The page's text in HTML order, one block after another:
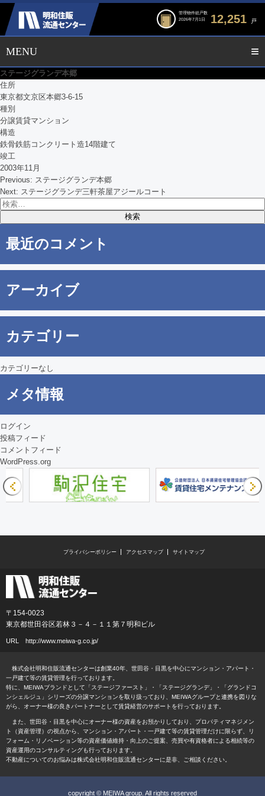
管理物件総戸数
2026年7月1日
12,251 戸
ステージグランデ本郷
住所
東京都文京区本郷3-6-15
種別
分譲賃貸マンション
構造
鉄骨鉄筋コンクリート造14階建て
竣工
2003年11月
投
稿
ビ
ゲ
ー
シ
ョ
ン
Previous: ステージグランデ本郷
Next: ステージグランデ三軒茶屋アジールコート
検
索:
最近のコメント
アーカイブ
カテゴリー
カテゴリーなし
メタ情報
ログイン
投稿フィード
コメントフィード
WordPress.org
プライバシーポリシー アクセスマップ サイトマップ
〒154-0023
東京都世田谷区若林３－４－１１第７明和ビル
URL http://www.meiwa-g.co.jp/
株式会社明和住販流通センターは創業40年、世田谷・目黒を中心にマンション・アパート・
一戸建て等の賃貸管理を行っております。
特に、MEIWAブランドとして「ステージファースト」・「ステージグランデ」・「グランドコ
ンシェルジュ」シリーズの分譲マンションを取り扱っており、MEIWAグループと連携を図りな
がら、オーナー様の良きパートナーとして賃貸経営のサポートを行っております。
また、世田谷・目黒を中心にオーナー様の資産をお預かりしており、プロパティマネジメン
ト（資産管理）の視点から、マンション・アパート・一戸建て等の賃貸管理だけに限らず、リ
フォーム・リノベーション等の資産価値維持・向上のご提案、売買や有資格者による相続等の
資産運用のコンサルティングも行っております。
不動産についてのお悩みは株式会社明和住販流通センターに是非、ご相談ください。
copyright © MEIWA group. All rights reserved